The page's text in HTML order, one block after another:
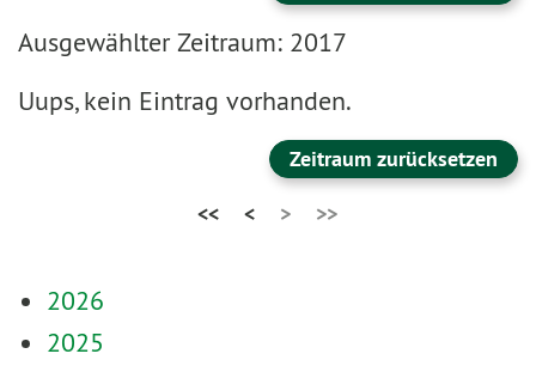
Ausgewählter Zeitraum: 2017
Uups, kein Eintrag vorhanden.
Zeitraum zurücksetzen
<<
< > >>
2026
2025